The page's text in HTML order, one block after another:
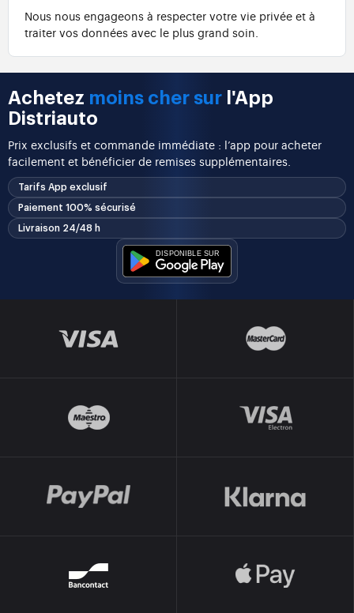
Nous nous engageons à respecter votre vie privée et à
traiter vos données avec le plus grand soin.
Achetez moins cher sur l'App
Distriauto
Prix exclusifs et commande immédiate : l’app pour acheter
facilement et bénéficier de remises supplémentaires.
Tarifs App exclusif
Paiement 100% sécurisé
Livraison 24/48 h